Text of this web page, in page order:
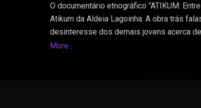
O documentário etnográfico “ATIKUM:
Atikum da Aldeia Lagoinha. A obra trás
desinteresse dos demais jovens acerca
surgimento, progresso, e estágio atual de
More...